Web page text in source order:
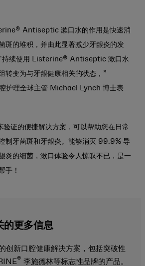
Antiseptic 漱口水的作用是快速消
斑的堆积，并由此显著减少牙龈炎的发
持续使用 Listerine® Antiseptic 漱口水
转变为与牙龈健康相关的状态，”
护理全球主管 Michael Lynch 博士表
证的便捷解决方案，可以帮助您在日常
制牙菌斑和牙龈炎。能够消灭 99.9% 导
炎的细菌，漱口体验令人惊叹不已，是一
手！
的更多信息
创新口腔健康解决方案，包括突破性
® 李施德林等标志性品牌的产品。